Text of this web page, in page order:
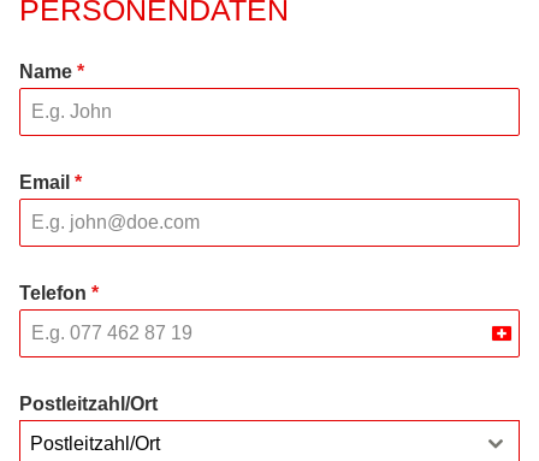
PERSONENDATEN
Name *
Email *
Telefon *
Postleitzahl/Ort
Postleitzahl/Ort